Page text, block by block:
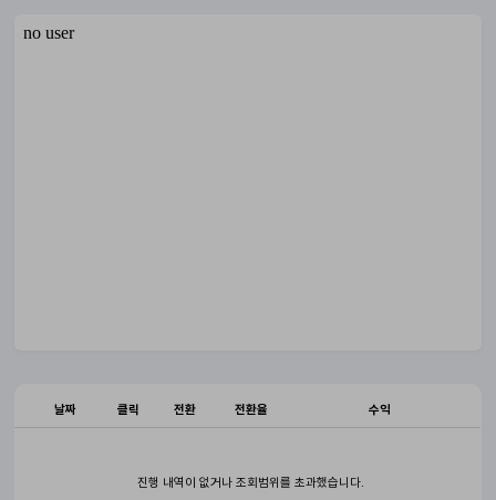
날짜 클릭 전환 전환율 수익
진행 내역이 없거나 조회범위를 초과했습니다.